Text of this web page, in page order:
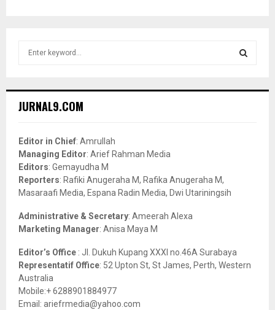
h
o
r
:
JURNAL9.COM
Editor in Chief: Amrullah
Managing Editor: Arief Rahman Media
Editors: Gemayudha M
Reporters: Rafiki Anugeraha M, Rafika Anugeraha M,
Masaraafi Media, Espana Radin Media, Dwi Utariningsih
Administrative & Secretary: Ameerah Alexa
Marketing Manager: Anisa Maya M
Editor’s Office : Jl. Dukuh Kupang XXXI no.46A Surabaya
Representatif Office: 52 Upton St, St James, Perth, Western
Australia
Mobile:+ 6288901884977
Email: ariefrmedia@yahoo.com